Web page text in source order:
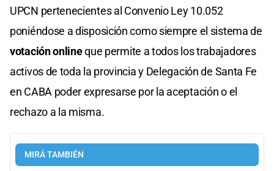
UPCN pertenecientes al Convenio Ley 10.052
poniéndose a disposición como siempre el sistema de
votación onlineque permite a todos los trabajadores
activos de toda la provincia y Delegación de Santa Fe
en CABA poder expresarse por la aceptación o el
rechazo a la misma.
MIRÁ TAMBIÉN